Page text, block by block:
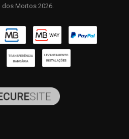
Mortos 2026.